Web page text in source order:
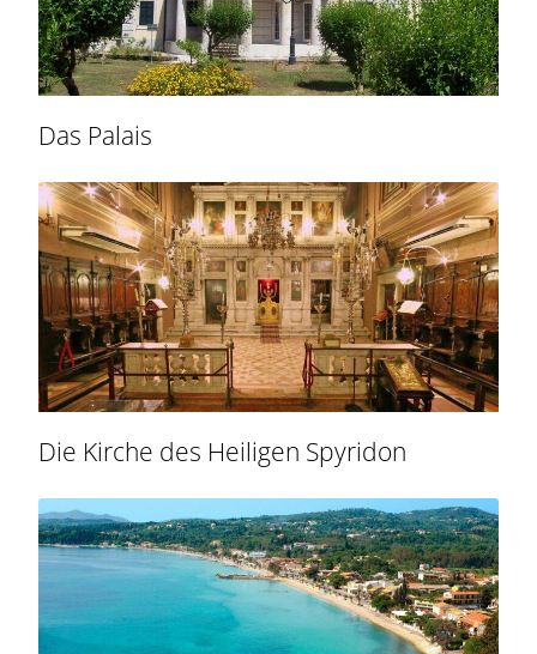
Das Palais
Die Kirche des Heiligen Spyridon